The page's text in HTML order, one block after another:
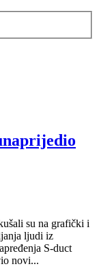
su na grafički i
ljudi iz
S-duct
novi...